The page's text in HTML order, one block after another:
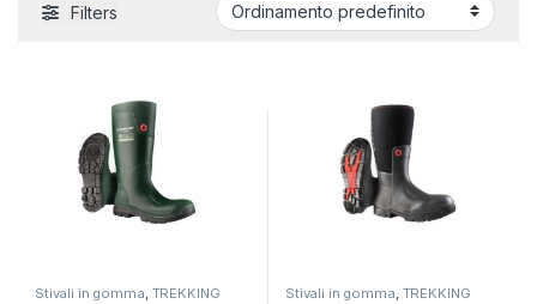
Filters
Stivali in gomma TREKKING Stivali in gomma TREKKING